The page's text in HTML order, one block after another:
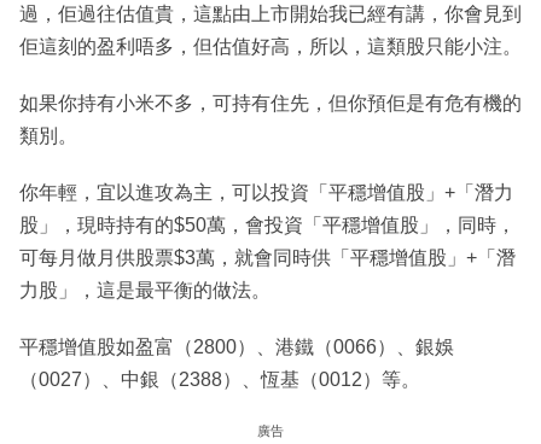
過，佢過往估值貴，這點由上市開始我已經有講，你會見到
佢這刻的盈利唔多，但估值好高，所以，這類股只能小注。
如果你持有小米不多，可持有住先，但你預佢是有危有機的
類別。
你年輕，宜以進攻為主，可以投資「平穩增值股」+「潛力
股」，現時持有的$50萬，會投資「平穩增值股」，同時，
可每月做月供股票$3萬，就會同時供「平穩增值股」+「潛
力股」，這是最平衡的做法。
平穩增值股如盈富（2800）、港鐵（0066）、銀娛
（0027）、中銀（2388）、恆基（0012）等。
廣告